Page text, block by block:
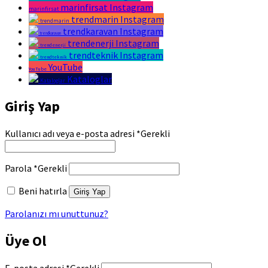
marinfirsat marinfirsat Instagram
trendmarin trendmarin Instagram
trendkaravan trendkaravan Instagram
trendenerji trendenerji Instagram
trendteknik trendteknik Instagram
YouTube YouTube
Kataloglar Kataloglar
Giriş Yap
Kullanıcı adı veya e-posta adresi *Gerekli
Parola *Gerekli
Beni hatırla
Giriş Yap
Parolanızı mı unuttunuz?
Üye Ol